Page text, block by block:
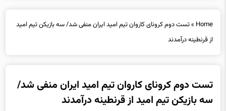
Home
»تست دوم کرونای کاروان تیم امید ایران منفی شد/ سه بازیکن تیم امید
از قرنطینه درآمدند
تست دوم کرونای کاروان تیم امید ایران منفی شد/
سه بازیکن تیم امید از قرنطینه درآمدند